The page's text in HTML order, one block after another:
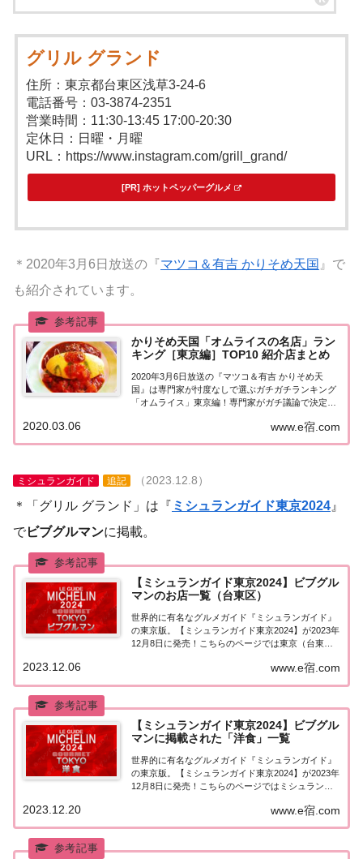
グリル グランド
住所：東京都台東区浅草3-24-6
電話番号：03-3874-2351
営業時間：11:30-13:45 17:00-20:30
定休日：日曜・月曜
URL：https://www.instagram.com/grill_grand/
[PR] ホットペッパーグルメ
＊2020年3月6日放送の『マツコ＆有吉 かりそめ天国 』で
も紹介されています。
かりそめ天国「オムライスの名店」ラン
キング［東京編］TOP10 紹介店まとめ
2020年3月6日放送の『マツコ＆有吉 かりそめ天
国』は専門家が忖度なしで選ぶガチガチランキング
「オムライス」東京編！専門家がガチ議論で決定！
介された情報はこちら！「オムライス」ランキング
BEST10［東京編］「ふわとろ」か「かため...
www.e宿.com
2020.03.06
ミシュランガイド 追記 （2023.12.8）
＊「グリル グランド」は『 ミシュランガイド東京2024 』
でビブグルマンに掲載。
【ミシュランガイド東京2024】ビブグル
マンのお店一覧（台東区）
世界的に有名なグルメガイド『ミシュランガイド』
の東京版。【ミシュランガイド東京2024】が2023年
12月8日に発売！こちらのページでは東京（台東
レストラン）を一覧にまとめました。ミシュランガ
www.e宿.com
2023.12.06
【ミシュランガイド東京2024】ビブグル
マンに掲載された「洋食」一覧
世界的に有名なグルメガイド『ミシュランガイド』
の東京版。【ミシュランガイド東京2024】が2023年
12月8日に発売！こちらのページではミシュラン東
とめました。ミシュラン東京2024「洋食」「ミシュ
ランガイド東京2024」でビブグルマ...
www.e宿.com
2023.12.20